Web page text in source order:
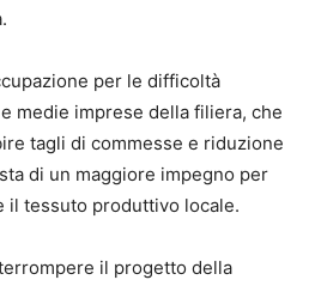
per le difficoltà
medie imprese della filiera, che
tagli di commesse e riduzione
di un maggiore impegno per
il tessuto produttivo locale.
il progetto della